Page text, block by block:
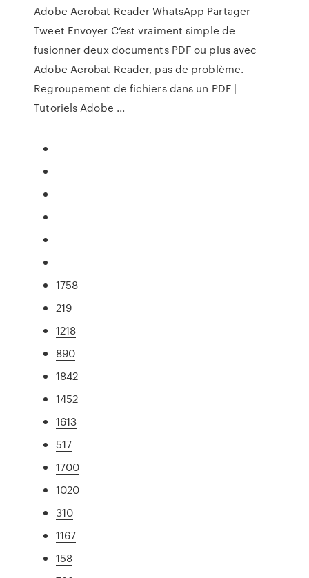
Adobe Acrobat Reader WhatsApp Partager
Tweet Envoyer C’est vraiment simple de
fusionner deux documents PDF ou plus avec
Adobe Acrobat Reader, pas de problème.
Regroupement de fichiers dans un PDF |
Tutoriels Adobe ...
1758
219
1218
890
1842
1452
1613
517
1700
1020
310
1167
158